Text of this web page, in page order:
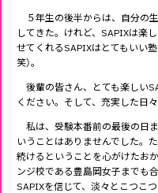
５年生の後半からは、自分の
してきた。けれど、SAPIXは楽
せてくれるSAPIXはとてもいい塾
笑）。
後輩の皆さん、とても楽しい
ください。そして、充実した日
私は、受験本番前の最後の日
いうことはありませんでした。
続けるということを心がけたお
ンジ校である豊島岡女子までも
SAPIXを信じて、淡々とこつこ